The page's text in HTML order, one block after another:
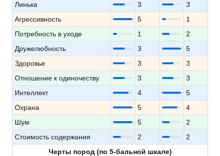
Линька 3
3
Агрессивность
5
1
Потребность в уходе
1
2
Дружелюбность
3
5
Здоровье
3
3
Отношение к одиночеству
3
3
Интеллект
4
5
Охрана
5
4
Шум
5
2
Стоимость содержания
2
2
Черты пород (по 5-бальной шкале)